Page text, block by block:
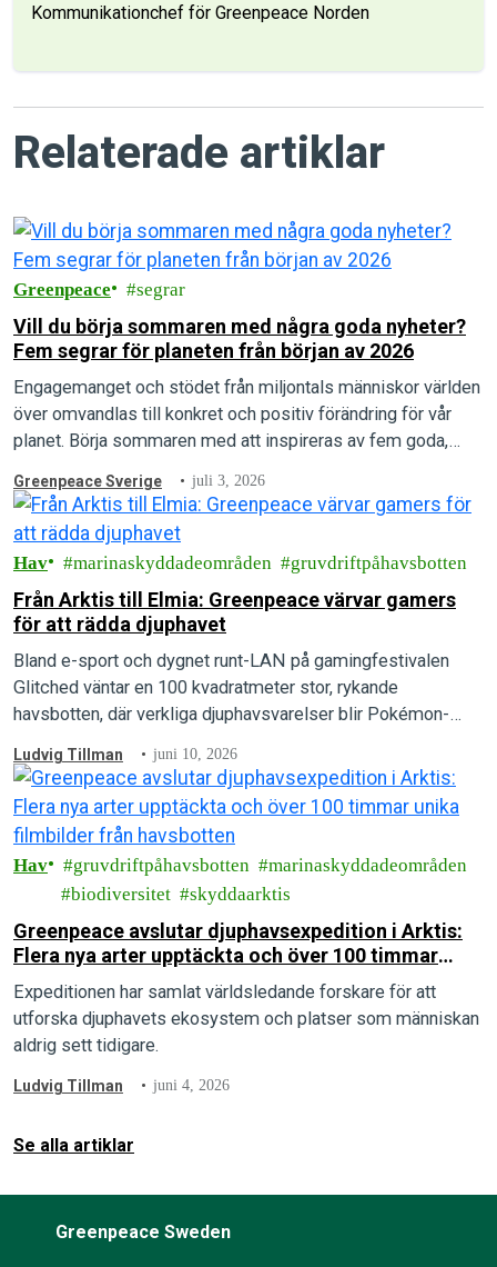
Kommunikationchef för Greenpeace Norden
Relaterade artiklar
Greenpeace segrar
Vill du börja sommaren med några goda nyheter?
Fem segrar för planeten från början av 2026
Engagemanget och stödet från miljontals människor världen
över omvandlas till konkret och positiv förändring för vår
planet. Börja sommaren med att inspireras av fem goda,
Greenpeace Sverige juli 3, 2026
Hav marinaskyddadeområden gruvdriftpåhavsbotten
Från Arktis till Elmia: Greenpeace värvar gamers
för att rädda djuphavet
Bland e-sport och dygnet runt-LAN på gamingfestivalen
Glitched väntar en 100 kvadratmeter stor, rykande
havsbotten, där verkliga djuphavsvarelser blir Pokémon-
Ludvig Tillman juni 10, 2026
Hav gruvdriftpåhavsbotten
marinaskyddadeområden
biodiversitet
skyddaarktis
Greenpeace avslutar djuphavsexpedition i Arktis:
Flera nya arter upptäckta och över 100 timmar
unika filmbilder från havsbotten
Expeditionen har samlat världsledande forskare för att
utforska djuphavets ekosystem och platser som människan
aldrig sett tidigare.
Ludvig Tillman juni 4, 2026
Se alla artiklar
Greenpeace Sweden